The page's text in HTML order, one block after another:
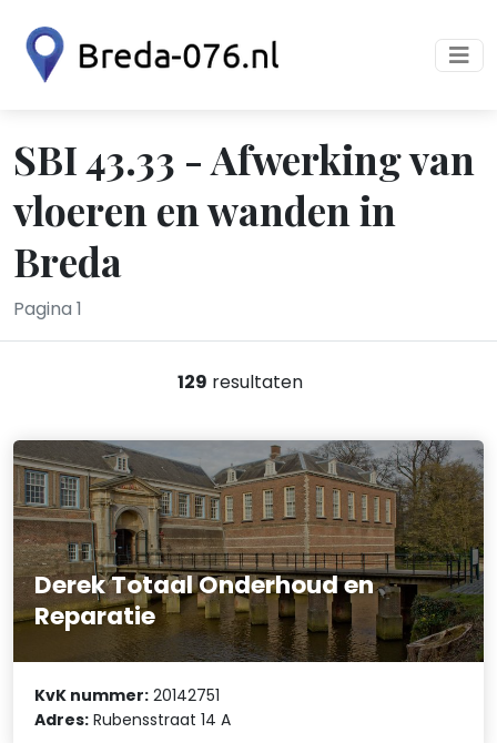
SBI 43.33 - Afwerking van
vloeren en wanden in
Breda
Pagina 1
129 resultaten
Derek Totaal Onderhoud en
Reparatie
KvK nummer: 20142751
Adres: Rubensstraat 14 A